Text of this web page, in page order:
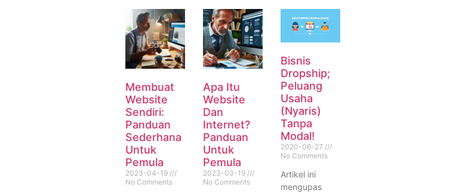
Membuat
Website
Sendiri:
Panduan
Sederhana
Untuk
Pemula
2023-04-19
No Comments
Apa Itu
Website
Dan
Internet?
Panduan
Untuk
Pemula
2023-03-19
No Comments
Bisnis
Dropship;
Peluang
Usaha
(Nyaris)
Tanpa
Modal!
2020-06-27
No Comments
Artikel ini
mengupas